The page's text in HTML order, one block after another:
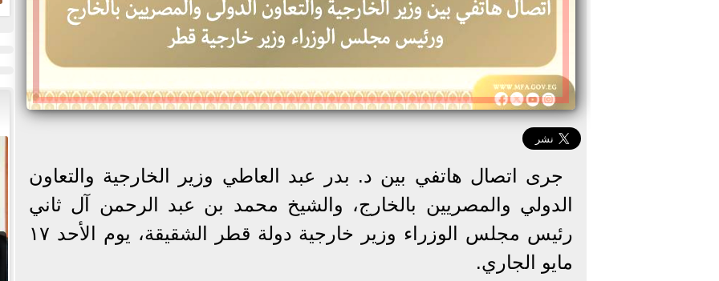
جرى اتصال هاتفي بين د. بدر عبد العاطي وزير الخارجية والتعاون
الدولي والمصريين بالخارج، والشيخ محمد بن عبد الرحمن آل ثاني
رئيس مجلس الوزراء وزير خارجية دولة قطر الشقيقة، يوم الأحد ١٧
مايو الجاري.